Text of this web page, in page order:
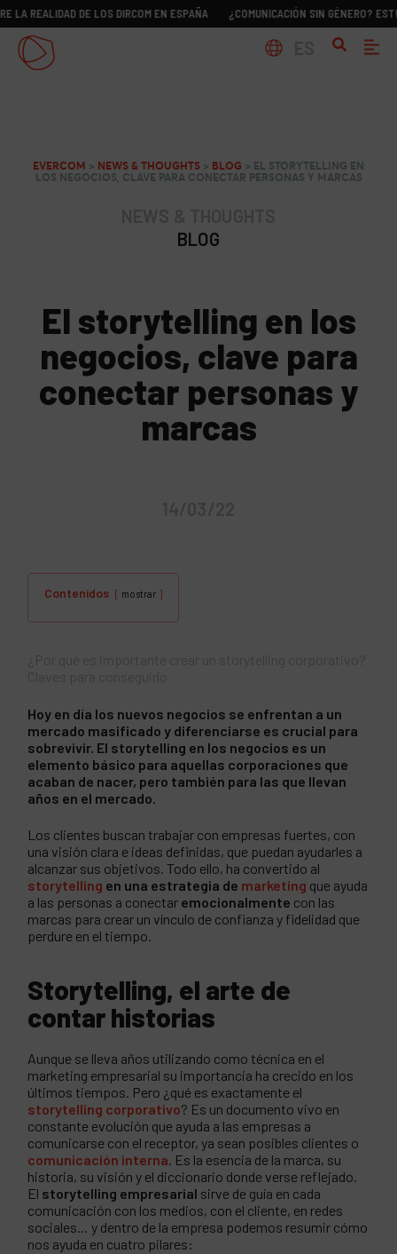
DE LOS DIRCOM EN ESPAÑA ¿COMUNICACIÓN SIN GÉNERO? ESTUDIO
EVERCOM > NEWS & THOUGHTS > BLOG > EL STORYTELLING EN
LOS NEGOCIOS, CLAVE PARA CONECTAR PERSONAS Y MARCAS
BLOG
El storytelling en los
negocios, clave para
conectar personas y
marcas
Contenidos mostrar
Hoy en día los nuevos negocios se enfrentan a un
mercado masificado y diferenciarse es crucial para
sobrevivir. El storytelling en los negocios es un
elemento básico para aquellas corporaciones que
acaban de nacer, pero también para las que llevan
años en el mercado.
Los clientes buscan trabajar con empresas fuertes, con
una visión clara e ideas definidas, que puedan ayudarles a
alcanzar sus objetivos. Todo ello, ha convertido al
storytelling en una estrategia de marketing que ayuda
a las personas a conectar emocionalmente con las
marcas para crear un vínculo de confianza y fidelidad que
perdure en el tiempo.
Storytelling, el arte de
contar historias
Aunque se lleva años utilizando como técnica en el
marketing empresarial su importancia ha crecido en los
últimos tiempos. Pero ¿qué es exactamente el
storytelling corporativo? Es un documento vivo en
constante evolución que ayuda a las empresas a
comunicarse con el receptor, ya sean posibles clientes o
comunicación interna. Es la esencia de la marca, su
historia, su visión y el diccionario donde verse reflejado.
El storytelling empresarial sirve de guía en cada
comunicación con los medios, con el cliente, en redes
sociales… y dentro de la empresa podemos resumir cómo
nos ayuda en cuatro pilares: